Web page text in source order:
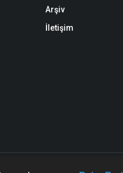
Arşiv
İletişim